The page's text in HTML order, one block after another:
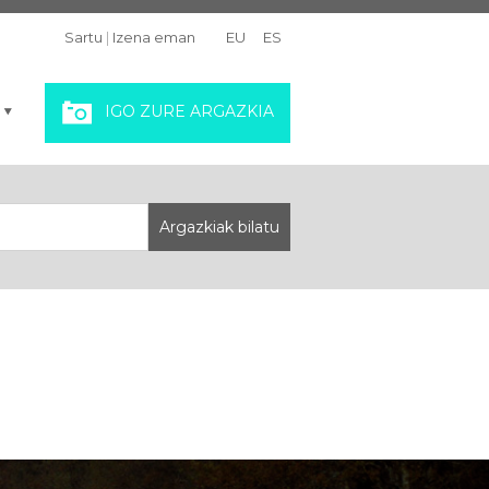
Sartu | Izena eman EU ES
IGO ZURE ARGAZKIA